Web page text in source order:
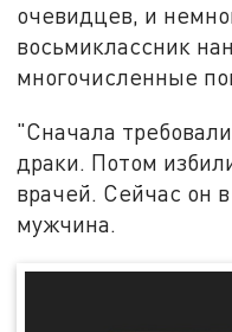
очевидцев, и
восьмиклассник
многочисленные
"Сначала
драки. Потом
врачей. Сейчас он
мужчина.